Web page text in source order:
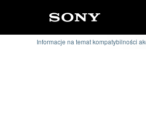
Informacje na temat kompatybilności